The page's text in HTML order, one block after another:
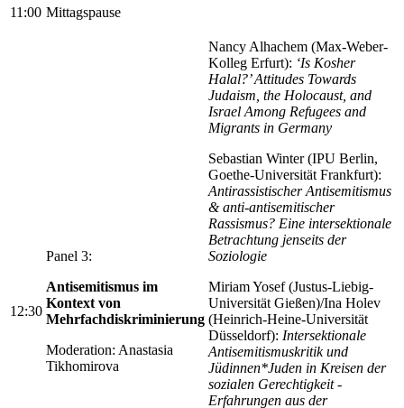
11:00 Mittagspause
12:30
Panel 3:
Antisemitismus im
Kontext von
Mehrfachdiskriminierung
Moderation: Anastasia
Tikhomirova
Nancy Alhachem (Max-Weber-
Kolleg Erfurt): ‘Is Kosher
Halal?’ Attitudes Towards
Judaism, the Holocaust, and
Israel Among Refugees and
Migrants in Germany
Sebastian Winter (IPU Berlin,
Goethe-Universität Frankfurt):
Antirassistischer Antisemitismus
& anti-antisemitischer
Rassismus? Eine intersektionale
Betrachtung jenseits der
Soziologie
Miriam Yosef (Justus-Liebig-
Universität Gießen)/Ina Holev
(Heinrich-Heine-Universität
Düsseldorf): Intersektionale
Antisemitismuskritik und
Jüdinnen*Juden in Kreisen der
sozialen Gerechtigkeit -
Erfahrungen aus der